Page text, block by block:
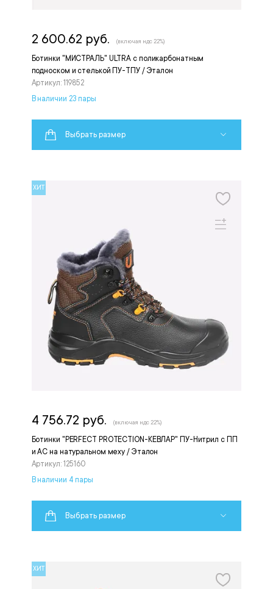
Ботинки "МИСТРАЛЬ" ULTRA с поликарбонатным
подноском и стелькой ПУ-ТПУ / Эталон
Артикул: 119852
2 600.62 руб. (включая ндс 22%)
В наличии 23 пары
Выбрать размер
ХИТ
Ботинки "PERFECT PROTECTION-КЕВЛАР" ПУ-Нитрил с ПП
и АС на натуральном меху / Эталон
Артикул: 125160
4 756.72 руб. (включая ндс 22%)
В наличии 4 пары
Выбрать размер
ХИТ